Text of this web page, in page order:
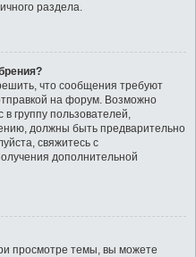
раздела.
что сообщения требуют
на форум. Возможно
группу пользователей,
должны быть предварительно
свяжитесь с
дополнительной
просмотре темы, вы можете